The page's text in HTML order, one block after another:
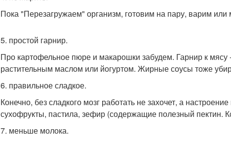
Пока "Перезагружаем" организм, готовим на пару, варим
5. простой гарнир.
Про картофельное пюре и макарошки забудем. Гарнир к мясу
растительным маслом или йогуртом. Жирные соусы тоже
6. правильное сладкое.
Конечно, без сладкого мозг работать не захочет, а
сухофрукты, пастила, зефир (содержащие полезный пектин.
7. меньше молока.